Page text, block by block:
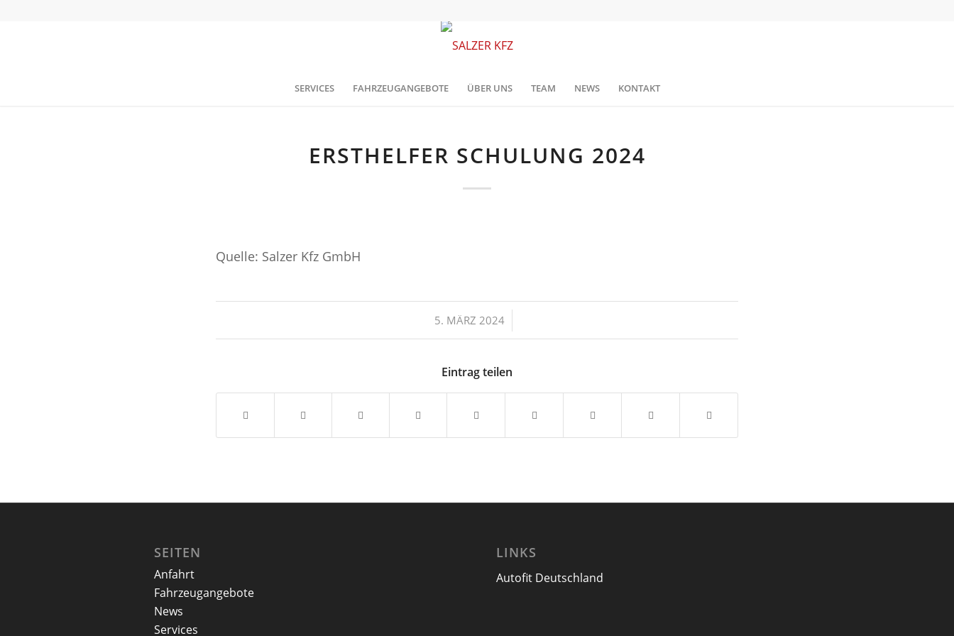
SERVICES FAHRZEUGANGEBOTE ÜBER UNS TEAM NEWS KONTAKT
ERSTHELFER SCHULUNG 2024
Quelle: Salzer Kfz GmbH
5. MÄRZ 2024
/
Eintrag teilen
SEITEN
Anfahrt
Fahrzeugangebote
News
Services
LINKS
Autofit Deutschland